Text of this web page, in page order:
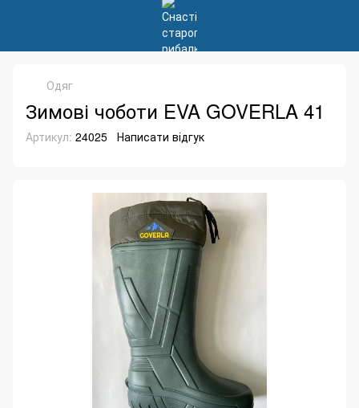
Одяг
Зимові чоботи EVA GOVERLA 41
Артикул: 24025 Написати відгук